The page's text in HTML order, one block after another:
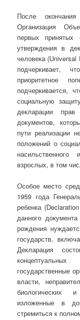
После
Организация
первых принятых
утверждения в
человека
подчеркивает,
приоритетное
подчеркивается,
социальную
декларации
документов,
пути реализации
положений о
взрослых, в том
Особое место
1959 года
ребенка
данного
рождения
государств,
Декларация
государственные
власти,
биологических
изложенные в
стремиться к